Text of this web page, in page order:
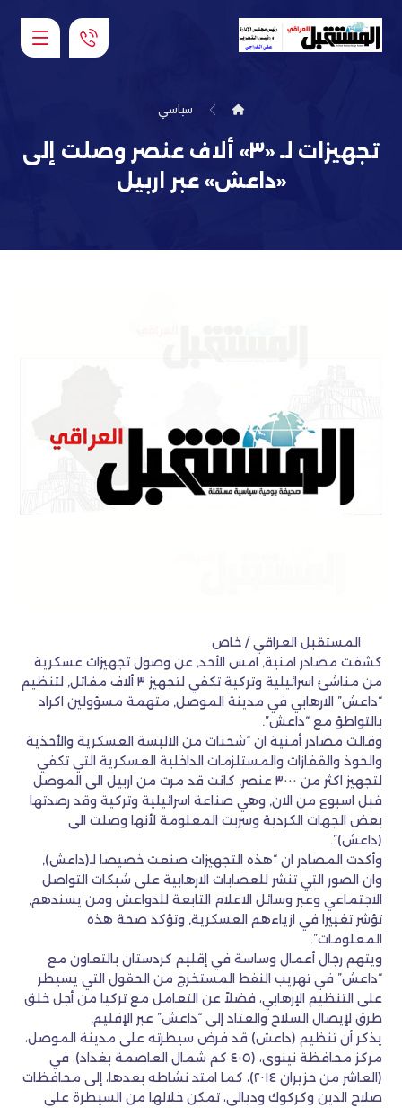
سياسي
تجهيزات لـ «٣» ألاف عنصر وصلت إلى
«داعش» عبر اربيل
المستقبل العراقي / خاص
كشفت مصادر امنية, امس الأحد, عن وصول تجهيزات عسكرية
من مناشئ اسرائيلية وتركية تكفي لتجهيز ٣ ألاف مقاتل, لتنظيم
“داعش” الارهابي في مدينة الموصل, متهمة مسؤولين اكراد
بالتواطؤ مع “داعش”.
وقالت مصادر أمنية ان “شحنات من الالبسة العسكرية والأحذية
والخوذ والقفازات والمستلزمات الداخلية العسكرية التي تكفي
لتجهيز اكثر من ٣٠٠٠ عنصر, كانت قد مرت من اربيل الى الموصل
قبل اسبوع من الان, وهي صناعة اسرائيلية وتركية وقد رصدتها
بعض الجهات الكردية وسربت المعلومة لأنها وصلت الى
(داعش)”.
وأكدت المصادر ان “هذه التجهيزات صنعت خصيصا لـ(داعش),
وان الصور التي تنشر للعصابات الارهابية على شبكات التواصل
الاجتماعي وعبر وسائل الاعلام التابعة للدواعش ومن يسندهم,
تؤشر تغييرا في ازياءهم العسكرية, وتؤكد صحة هذه
المعلومات”.
ويتهم رجال أعمال وساسة في إقليم كردستان بالتعاون مع
“داعش” في تهريب النفط المستخرج من الحقول التي يسيطر
على التنظيم الإرهابي، فضلاً عن التعامل مع تركيا من أجل خلق
طرق لإيصال السلاح والعتاد إلى “داعش” عبر الإقليم.
يذكر أن تنظيم (داعش) قد فرض سيطرته على مدينة الموصل،
مركز محافظة نينوى، (٤٠٥ كم شمال العاصمة بغداد)، في
(العاشر من حزيران ٢٠١٤)، كما امتد نشاطه بعدها، إلى محافظات
صلاح الدين وكركوك وديالى، تمكن خلالها من السيطرة على